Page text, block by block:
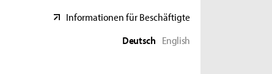
Informationen für Beschäftigte
Deutsch English